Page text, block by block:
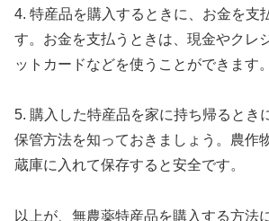
4. 特産品を購入するときに、お金を支
す。お金を支払うときは、現金やクレ
ットカードなどを使うことができます。
5. 購入した特産品を家に持ち帰るとき
保管方法を知っておきましょう。農作
蔵庫に入れて保存すると安全です。
以上が、無農薬特産品を購入する方法